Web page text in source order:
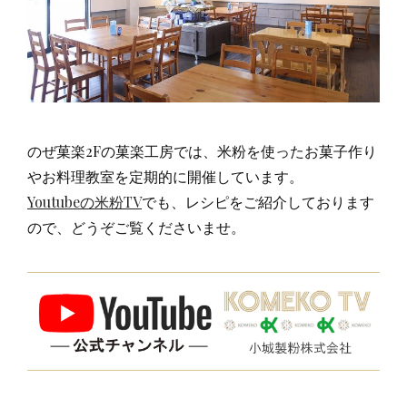
のぜ菓楽2Fの菓楽工房では、米粉を使ったお菓子作り
やお料理教室を定期的に開催しています。
Youtubeの米粉TVでも、レシピをご紹介しております
ので、どうぞご覧くださいませ。